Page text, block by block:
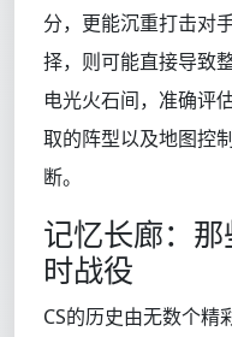
分，更能沉重打击对
择，则可能直接导致
电光火石间，准确评
取的阵型以及地图控
断。
记忆长廊：
时战役
CS的历史由无数个精